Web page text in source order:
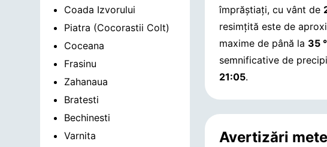
Coada Izvorului
Piatra (Cocorastii Colt)
Coceana
Frasinu
Zahanaua
Bratesti
Bechinesti
Varnita
împrăștiați, cu vânt de
resimțită este de
maxime de până la 35
semnificative de
21:05.
Avertizări